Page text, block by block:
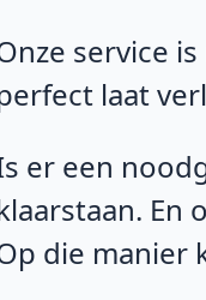
service
laat
er een
En
die manier